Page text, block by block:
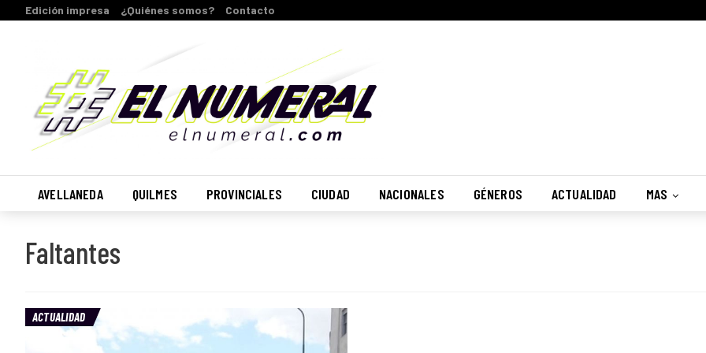
Edición impresa ¿Quiénes somos? Contacto
AVELLANEDA QUILMES PROVINCIALES CIUDAD NACIONALES GÉNEROS ACTUALIDAD MAS
Faltantes
ACTUALIDAD